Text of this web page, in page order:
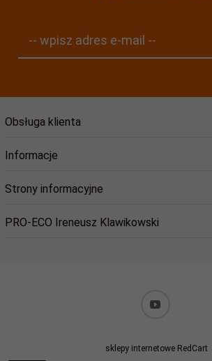
-- wpisz adres e-mail --
Obsługa klienta
Informacje
Strony informacyjne
PRO-ECO Ireneusz Klawikowski
sklepy internetoweRedCart